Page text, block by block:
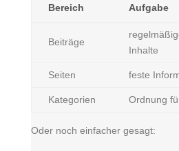
Bereich Aufgabe
Beiträge
Inhalte
Seiten feste
Kategorien Ordnung
Oder noch einfacher gesagt: